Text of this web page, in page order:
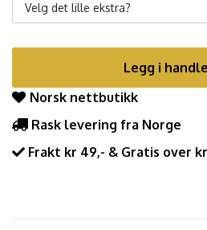
Velg det lille ekstra?
Legg i
Norsk nettbutikk
Rask levering fra Norge
Frakt kr 49,- & Gratis over